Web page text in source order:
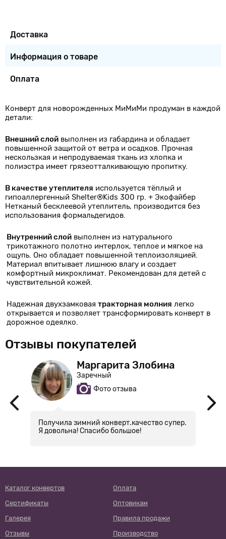
Доставка
Информация о товаре
Оплата
Конверт для новорожденных МиМиМи продуман в каждой
детали:
Внешний слой выполнен из габардина и обладает
повышенной защитой от ветра и осадков. Прочная
нескользкая и непродуваемая ткань из хлопка и
полиэстра имеет грязеотталкивающую пропитку.
В качестве утеплителя используется тёплый и
гипоаллергенный Shelter®Kids 300 гр. + Экофайбер
Нетканый бесклеевой утеплитель, производится без
использования формальдегидов.
Внутренний слой выполнен из натурального
трикотажного полотно интерлок, теплое и мягкое на
ощупь. Оно обладает повышенной теплоизоляцией.
Материал впитывает лишнюю влагу и создает
комфортный микроклимат. Рекомендован для детей с
чувствительной кожей.
Надежная двухзамковая тракторная молния легко
открывается и позволяет трансформировать конверт в
дорожное одеялко.
Отзывы покупателей
Маргарита Злобина
Заречный
Фото отзыва
Получила зимний конверт.качество супер.
Я довольна! Спасибо большое!
Каталог конвертов
Оплата
Сертификаты
Оптовикам
Галерея
Правила продажи
Отзывы
Производство